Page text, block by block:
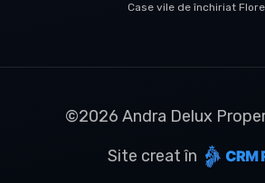
Case vile de închiriat
©2026 Andra Delux
Site creat în